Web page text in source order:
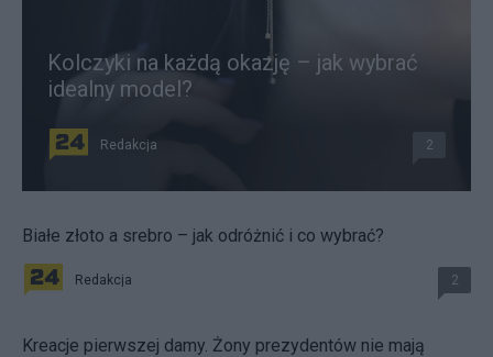
Kolczyki na każdą okazję – jak wybrać
idealny model?
Redakcja 2
Białe złoto a srebro – jak odróżnić i co wybrać?
Redakcja 2
Kreacje pierwszej damy. Żony prezydentów nie mają